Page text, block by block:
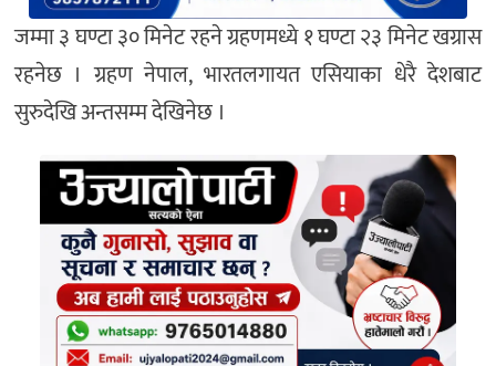
जम्मा ३ घण्टा ३० मिनेट रहने ग्रहणमध्ये १ घण्टा २३ मिनेट खग्रास
रहनेछ । ग्रहण नेपाल, भारतलगायत एसियाका धेरै देशबाट
सुरुदेखि अन्तसम्म देखिनेछ ।